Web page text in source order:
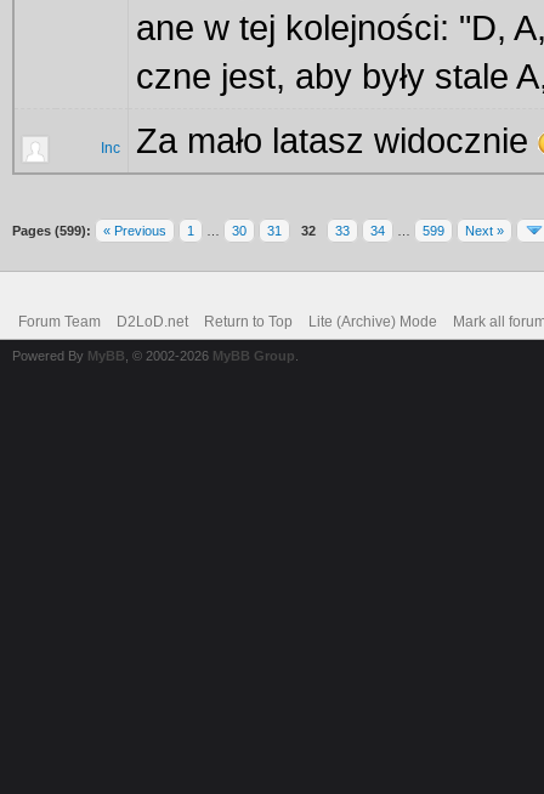
ane w tej kolejności: "D,
czne jest, aby były stale
Inc Za mało latasz widocznie
Pages (599): « Previous 1 30 31 32 33 34 599 Next »
Forum Team D2LoD.net Return to Top Lite (Archive) Mode Mark all
Powered By MyBB , © 2002-2026 MyBB Group